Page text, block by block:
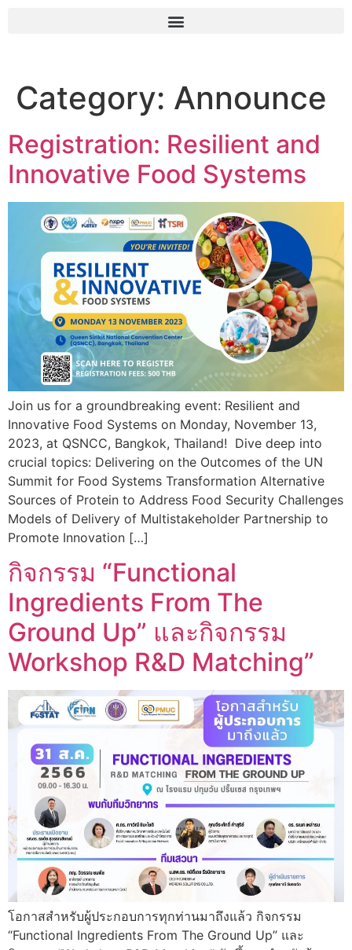
Category: Announce
Registration: Resilient and
Innovative Food Systems
Join us for a groundbreaking event: Resilient and
Innovative Food Systems on Monday, November 13,
2023, at QSNCC, Bangkok, Thailand! Dive deep into
crucial topics: Delivering on the Outcomes of the UN
Summit for Food Systems Transformation Alternative
Sources of Protein to Address Food Security Challenges
Models of Delivery of Multistakeholder Partnership to
Promote Innovation […]
กิจกรรม “Functional
Ingredients From The
Ground Up” และกิจกรรม
Workshop R&D Matching”
โอกาสสำหรับผู้ประกอบการทุกท่านมาถึงแล้ว กิจกรรม
“Functional Ingredients From The Ground Up” และ